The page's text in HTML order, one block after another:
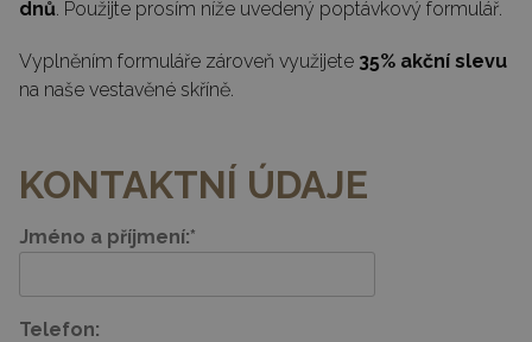
dnů. Použijte prosím níže uvedený poptávkový formulář.
Vyplněním formuláře zároveň využijete 35% akční slevu
na naše vestavěné skříně.
KONTAKTNÍ ÚDAJE
Jméno a příjmení:*
Telefon: